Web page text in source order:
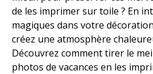
de les imprimer sur toile ? En
magiques dans votre
créez une atmosphère
Découvrez comment tirer le
photos de vacances en les